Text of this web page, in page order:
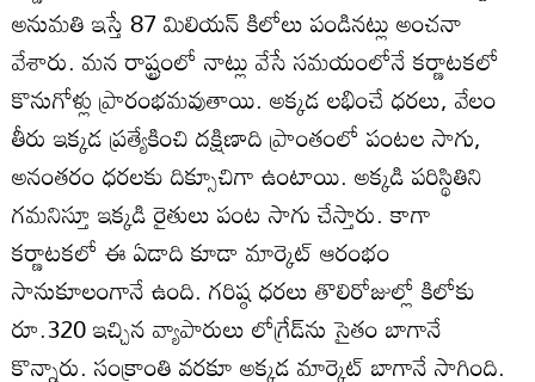
అనుమతి ఇస్తే 87 మిలియన్‌ కిలోలు పండినట్లు అంచనా
వేశారు. మన రాష్ట్రంలో నాట్లు వేసే సమయంలోనే కర్ణాటకలో
కొనుగోళ్లు ప్రారంభమవుతాయి. అక్కడ లభించే ధరలు, వేలం
తీరు ఇక్కడ ప్రత్యేకించి దక్షిణాది ప్రాంతంలో పంటల సాగు,
అనంతరం ధరలకు దిక్సూచిగా ఉంటాయి. అక్కడి పరిస్థితిని
గమనిస్తూ ఇక్కడి రైతులు పంట సాగు చేస్తారు. కాగా
కర్ణాటకలో ఈ ఏడాది కూడా మార్కెట్‌ ఆరంభం
సానుకూలంగానే ఉంది. గరిష్ఠ ధరలు తొలిరోజుల్లో కిలోకు
రూ.320 ఇచ్చిన వ్యాపారులు లోగ్రేడ్‌ను సైతం బాగానే
కొన్నారు. సంక్రాంతి వరకూ అక్కడ మార్కెట్‌ బాగానే సాగింది.